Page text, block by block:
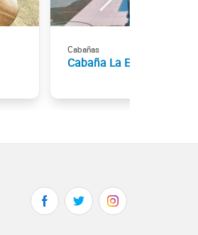
Cabañas
Cabaña La Escondida